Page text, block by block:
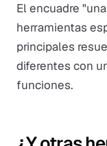
El encuadre
herramientas
principales
diferentes con
funciones.